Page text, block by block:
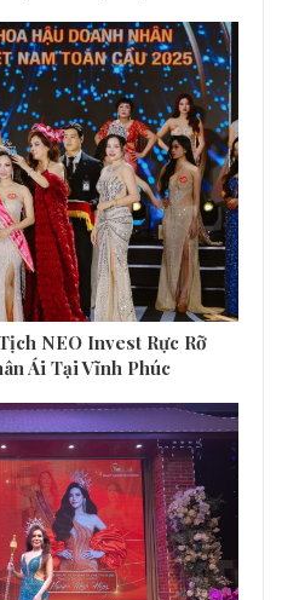
NEO Invest Rực Rỡ
Ái Tại Vĩnh Phúc